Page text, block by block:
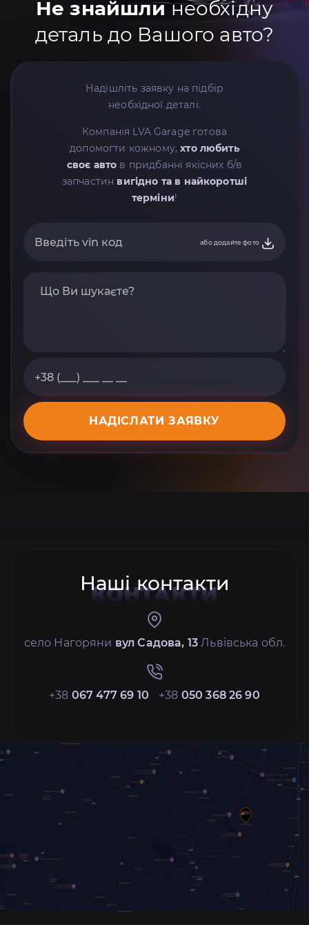
Не знайшлинеобхідну
деталь до Вашого авто?
Надішліть заявку на підбір
необхідної деталі.
Компанія LVA Garage готова
допомогти кожному,хто любить
своє авто в придбанні якісних б/в
запчастин вигідно та в найкоротші
терміни!
або додайте фото
НАДІСЛАТИ ЗАЯВКУ
Наші контакти
КОНТАКТИ
село Нагоряни вул Садова, 13 Львівська обл.
+38 067 477 69 10 +38 050 368 26 90